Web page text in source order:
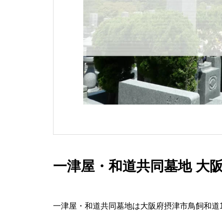
一津屋・和道共同墓地 大
一津屋・和道共同墓地は大阪府摂津市鳥飼和